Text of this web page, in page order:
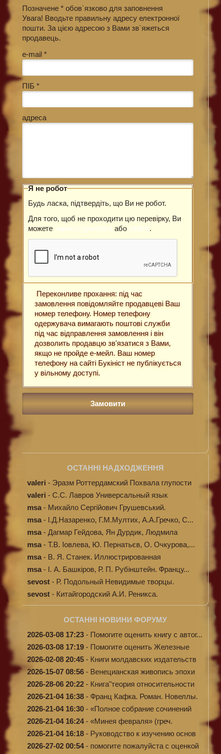
Позначене * обов`язково для заповнення
Увага! Вводьте правильну адресу електронної
пошти. За цією адресою з Вами зв`яжеться
продавець.
e-mail *
ПІБ *
адреса
Я не робот
Будь ласка, підтвердіть, що Ви не робот.
Для того, щоб не проходити цю перевірку, Ви
можете зареєструватися або увійти.
Переконливе прохання: під час
замовлення повідомляйте продавцеві Ваш
номер телефону. Номер телефону
одержувача вимагають поштові служби
під час відправлення замовлення і він
дозволить продавцю зв'язатися з Вами,
якщо не пройде е-мейл. Ваш номер
телефону на сайті Букініст не публікується
у вільному доступі.
ОСТАННІ НАДХОДЖЕННЯ
valeri - Эразм Роттердамский Похвала глупости
valeri - C.С. Лавров Универсальный язык
программи...
msa - Михайло Сергійович Грушевський.
Ілюстров...
msa - І.Д.Назаренко, Г.М.Мултих, А.А.Гречко, С...
msa - Дагмар Гейдова, Ян Дурдик, Людмила
Кибал...
msa - Т.В. Іовлева, Ю. Пернатьєв, О. Очкурова,...
msa - В. Я. Станек. Иллюстрированная
энциклопе...
msa - І. А. Башкіров, Р. П. Рубінштейн. Францу...
sevost - Р. Подольный Невидимые творцы.
sevost - Китайгородский А.И. Реникса.
ОСТАННІ НОВИНИ ФОРУМУ
2026-03-08 17:23 - Помогите оценить книгу с автог...
2026-03-08 17:19 - Помогите оценить Железные
доро...
2026-02-08 20:45 - Книги молдавских издательств
2026-15-07 08:56 - Венецианская живопись эпохи
Во...
2026-28-06 20:22 - Книга"теория относительности
и...
2026-21-04 16:38 - Франц Кафка. Роман. Новеллы.
П...
2026-21-04 16:30 - «Полное собрание сочинений
А.Н...
2026-21-04 16:24- «Минея февраля» (греч.
Μηναίον...
2026-21-04 16:18 - Руководство к изучению основ
к...
2026-27-02 00:54- помогите пожалуйста с оценкой